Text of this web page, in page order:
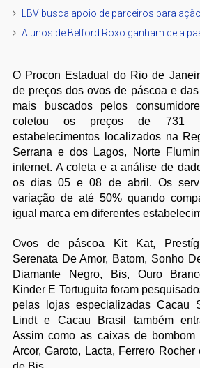
LBV busca apoio de parceiros para
Alunos de Belford Roxo ganham ceia
O Procon Estadual do Rio de
de preços dos ovos de páscoa e
mais buscados pelos
coletou os preços de 731
estabelecimentos localizados na
Serrana e dos Lagos, Norte
internet. A coleta e a análise de
os dias 05 e 08 de abril. Os
variação de até 50% quando
igual marca em diferentes
Ovos de páscoa Kit Kat,
Serenata De Amor, Batom, Sonho
Diamante Negro, Bis, Ouro
Kinder E Tortuguita foram
pelas lojas especializadas Cacau
Lindt e Cacau Brasil também
Assim como as caixas de bombom
Arcor, Garoto, Lacta, Ferrero